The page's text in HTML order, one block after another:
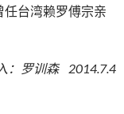
台湾赖罗傅宗亲
：罗训森 2014.7.4